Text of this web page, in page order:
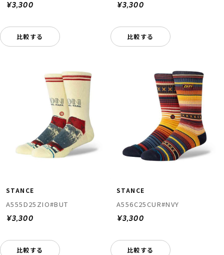
¥3,300
比較する
¥3,300
比較する
STANCE
A555D25ZIO#BUT
¥3,300
比較する
STANCE
A556C25CUR#NVY
¥3,300
比較する